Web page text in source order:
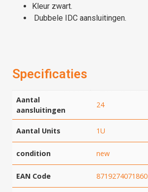
Kleur zwart.
Dubbele IDC aansluitingen.
Specificaties
Aantal
aansluitingen
24
Aantal Units 1U
condition new
EAN Code 8719274071860